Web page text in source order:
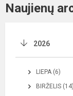
Naujienų
2026
LIEPA (6)
BIRŽELIS (14)